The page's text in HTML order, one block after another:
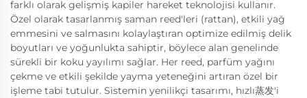
farklı olarak gelişmiş kapiler hareket teknolojisi kullanır.
Özel olarak tasarlanmış saman reed'leri (rattan), etkili yağ
emmesini ve salmasını kolaylaştıran optimize edilmiş delik
boyutları ve yoğunlukta sahiptir, böylece alan genelinde
sürekli bir koku yayılımı sağlar. Her reed, parfüm yağını
çekme ve etkili şekilde yayma yeteneğini artıran özel bir
işleme tabi tutulur. Sistemin yenilikçi tasarımı, hızlı蒸发'i